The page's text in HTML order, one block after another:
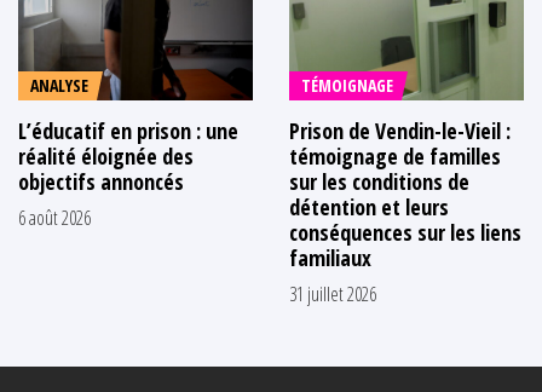
ANALYSE
L’éducatif en prison : une
réalité éloignée des
objectifs annoncés
6 août 2026
TÉMOIGNAGE
Prison de Vendin-le-Vieil :
témoignage de familles
sur les conditions de
détention et leurs
conséquences sur les liens
familiaux
31 juillet 2026